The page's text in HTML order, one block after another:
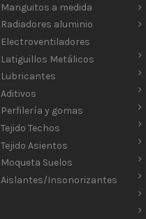
Manguitos a medida
Radiadores aluminio
Electroventiladores
Latiguillos Metálicos
Lubricantes
Aditivos
Perfilería y gomas
Tejido Techos
Tejido Asientos
Moqueta Suelos
Aislantes/Insonorizantes